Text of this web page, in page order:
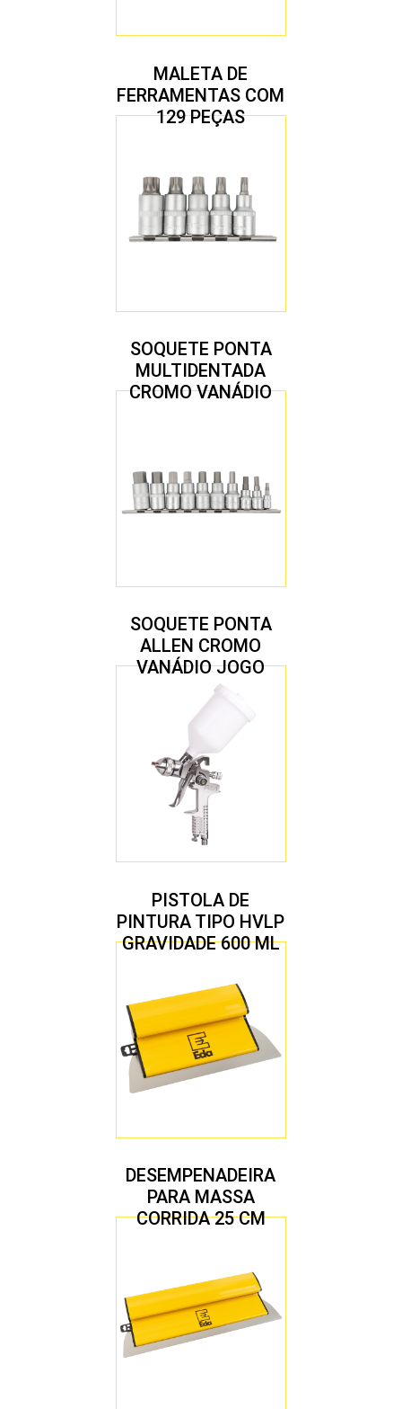
MALETA DE
FERRAMENTAS COM
129 PEÇAS
SOQUETE PONTA
MULTIDENTADA
CROMO VANÁDIO
SOQUETE PONTA
ALLEN CROMO
VANÁDIO JOGO
COM 10 PEÇAS
PISTOLA DE
PINTURA TIPO HVLP
GRAVIDADE 600 ML
1,7 MM
DESEMPENADEIRA
PARA MASSA
CORRIDA 25 CM